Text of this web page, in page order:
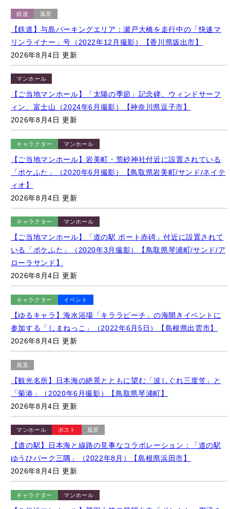
【鉄道】与島パーキングエリア：瀬戸大橋を走行中の「快速マ
リンライナー」号（2022年12月撮影）【香川県坂出市】
2026年8月4日 更新
マンホール
【ご当地マンホール】「太陽の季節」記念碑、ウィンドサーフ
ィン、富士山（2024年6月撮影）【神奈川県逗子市】
2026年8月4日 更新
キャラクター マンホール
【ご当地マンホール】岩美町・荒砂神社付近に設置されている
「ポケふた」（2020年6月撮影）【鳥取県岩美町/サンド/ネイテ
ィオ】
2026年8月4日 更新
キャラクター マンホール
【ご当地マンホール】「道の駅 ポート赤碕」付近に設置されて
いる「ポケふた」（2020年3月撮影）【鳥取県琴浦町/サンド/ア
ローラサンド】
2026年8月4日 更新
キャラクター イベント
【ゆるキャラ】海水浴場「キララビーチ」の海開きイベントに
参加する「しまねっこ」（2022年6月5日）【島根県出雲市】
2026年8月4日 更新
風景
【観光名所】日本海の絶景とともに望む「波しぐれ三度笠」と
「菊港」（2020年6月撮影）【鳥取県琴浦町】
2026年8月4日 更新
マンホール ポスト 風景
【道の駅】日本海と線路の見事なコラボレーション：「道の駅
ゆうひパーク三隅」（2022年8月）【島根県浜田市】
2026年8月4日 更新
キャラクター マンホール
【ご当地マンホール】鷲羽山第二展望台内「ポケふた」周辺の